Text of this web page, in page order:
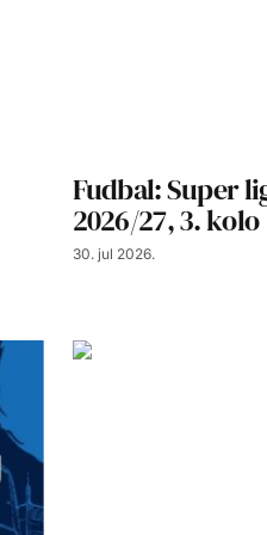
Fudbal: Super
2026/27, 3. kolo
30. jul 2026.